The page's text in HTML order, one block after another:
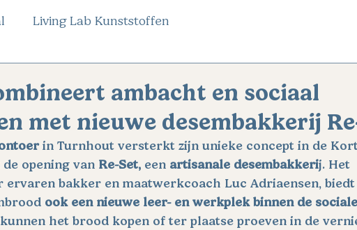
Living Lab Kunststoffen
ambacht en sociaal
met nieuwe desembakkerij
in Turnhout versterkt zijn unieke concept in de
opening van Re-Set, een artisanale desembakkerij. Het
bakker en maatwerkcoach Luc Adriaensen, biedt
ook een nieuwe leer- en werkplek binnen de sociale
het brood kopen of ter plaatse proeven in de